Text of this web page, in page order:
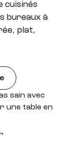
cuisinés
bureaux à
plat,